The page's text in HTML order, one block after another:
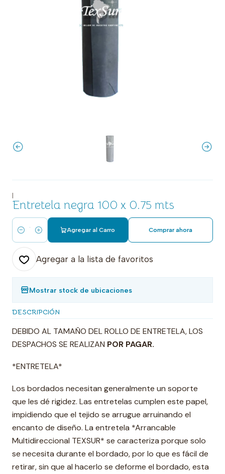
|
Entretela negra 100 x 0.75 mts
Cantidad
Agregar al Carro Comprar ahora
Agregar a la lista de favoritos
Mostrar stock de ubicaciones
DESCRIPCIÓN
DEBIDO AL TAMAÑO DEL ROLLO DE ENTRETELA, LOS
DESPACHOS SE REALIZAN POR PAGAR.
*ENTRETELA*
Los bordados necesitan generalmente un soporte
que les dé rigidez. Las entretelas cumplen este papel,
impidiendo que el tejido se arrugue arruinando el
encanto de diseño. La entretela *Arrancable
Multidireccional TEXSUR* se caracteriza porque solo
se necesita durante el bordado, por lo que es fácil de
retirar, sin que al hacerlo se deforme el bordado, esta